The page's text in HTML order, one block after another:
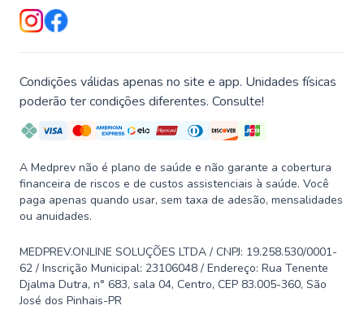
Condições válidas apenas no site e app. Unidades físicas
poderão ter condições diferentes. Consulte!
A Medprev não é plano de saúde e não garante a cobertura
financeira de riscos e de custos assistenciais à saúde. Você
paga apenas quando usar, sem taxa de adesão, mensalidades
ou anuidades.
MEDPREV.ONLINE SOLUÇÕES LTDA / CNPJ: 19.258.530/0001-
62 / Inscrição Municipal: 23106048 / Endereço: Rua Tenente
Djalma Dutra, n° 683, sala 04, Centro, CEP 83.005-360, São
José dos Pinhais-PR